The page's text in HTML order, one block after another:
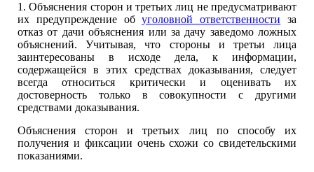
1. Объяснения сторон и третьих лиц не предусматривают
их предупреждение обуголовной ответственности за
отказ от дачи объяснения или за дачу заведомо ложных
объяснений. Учитывая, что стороны и третьи лица
заинтересованы в исходе дела, к информации,
содержащейся в этих средствах доказывания, следует
всегда относиться критически и оценивать их
достоверность только в совокупности с другими
средствами доказывания.
Объяснения сторон и третьих лиц по способу их
получения и фиксации очень схожи со свидетельскими
показаниями.